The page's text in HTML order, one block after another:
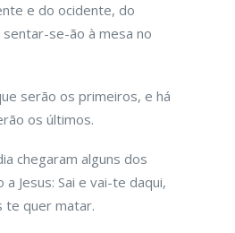
e do ocidente, do
se-ão à mesa no
serão os primeiros, e há
os últimos.
chegaram alguns dos
Jesus: Sai e vai-te daqui,
te quer matar.